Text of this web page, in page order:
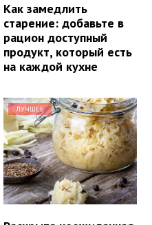
Как замедлить
старение: добавьте в
рацион доступный
продукт, который есть
на каждой кухне
ЛУЧШЕЕ